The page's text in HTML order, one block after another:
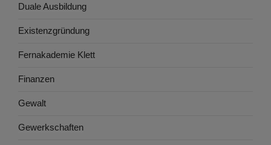
Duale Ausbildung
Existenzgründung
Fernakademie Klett
Finanzen
Gewalt
Gewerkschaften